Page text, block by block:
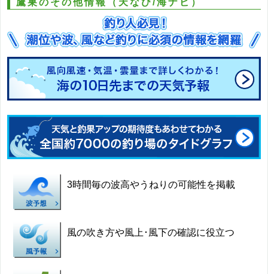
鷹巣のその他情報（天なび/海ナビ）
3時間毎の波高やうねりの可能性を掲載
風の吹き方や風上･風下の確認に役立つ